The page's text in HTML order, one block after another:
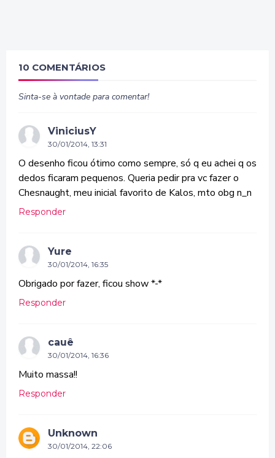
10 COMENTÁRIOS
Sinta-se à vontade para comentar!
ViniciusY
30/01/2014, 13:31
O desenho ficou ótimo como sempre, só q eu achei q os
dedos ficaram pequenos. Queria pedir pra vc fazer o
Chesnaught, meu inicial favorito de Kalos, mto obg n_n
Responder
Yure
30/01/2014, 16:35
Obrigado por fazer, ficou show *-*
Responder
cauê
30/01/2014, 16:36
Muito massa!!
Responder
Unknown
30/01/2014, 22:06